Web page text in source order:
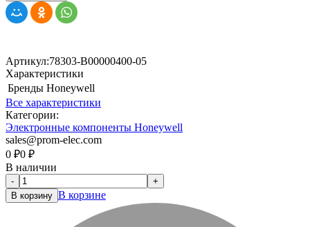
Артикул:78303-B00000400-05
Характеристики
Бренды Honeywell
Все характеристики
Категории:
Электронные компоненты Honeywell
sales@prom-elec.com
0 ₽0 ₽
В наличии
-
+
В корзину В корзине